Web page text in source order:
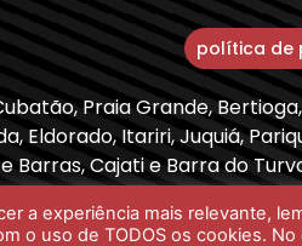
política de
Praia Grande,
Eldorado, Itariri, Juquiá,
Barras, Cajati e Barra do
a experiência mais relevante,
o uso de TODOS os cookies.